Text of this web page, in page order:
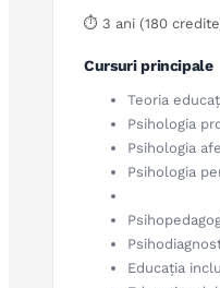
⏱ 3 ani (180
Cursuri principale
Teoria
Psihologia
Psihologia
Psihologia
Educația